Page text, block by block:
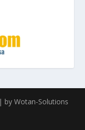
| by Wotan-Solutions